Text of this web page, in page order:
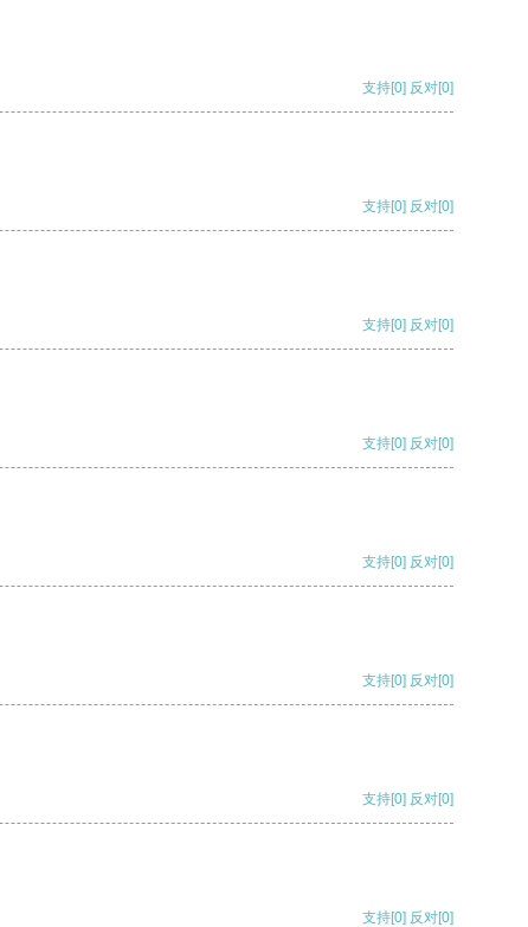
支持[0] 反对[0]
支持[0] 反对[0]
支持[0] 反对[0]
支持[0] 反对[0]
支持[0] 反对[0]
支持[0] 反对[0]
支持[0] 反对[0]
支持[0] 反对[0]